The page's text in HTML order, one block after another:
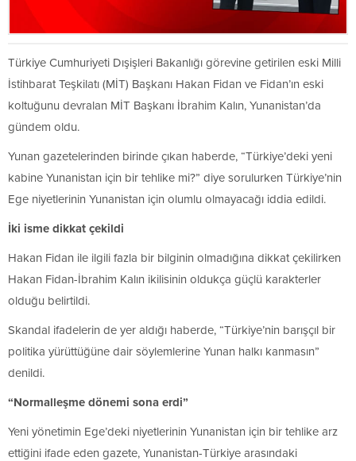
Türkiye Cumhuriyeti Dışişleri Bakanlığı görevine getirilen eski Milli
İstihbarat Teşkilatı (MİT) Başkanı Hakan Fidan ve Fidan’ın eski
koltuğunu devralan MİT Başkanı İbrahim Kalın, Yunanistan’da
gündem oldu.
Yunan gazetelerinden birinde çıkan haberde, “Türkiye’deki yeni
kabine Yunanistan için bir tehlike mi?” diye sorulurken Türkiye’nin
Ege niyetlerinin Yunanistan için olumlu olmayacağı iddia edildi.
İki isme dikkat çekildi
Hakan Fidan ile ilgili fazla bir bilginin olmadığına dikkat çekilirken
Hakan Fidan-İbrahim Kalın ikilisinin oldukça güçlü karakterler
olduğu belirtildi.
Skandal ifadelerin de yer aldığı haberde, “Türkiye’nin barışçıl bir
politika yürüttüğüne dair söylemlerine Yunan halkı kanmasın”
denildi.
“Normalleşme dönemi sona erdi”
Yeni yönetimin Ege’deki niyetlerinin Yunanistan için bir tehlike arz
ettiğini ifade eden gazete, Yunanistan-Türkiye arasındaki